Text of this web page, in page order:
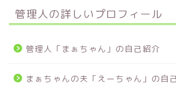
管理人の詳しいプロフィール
管理人「まぁちゃん」の自己紹介
まぁちゃんの夫「えーちゃん」の自